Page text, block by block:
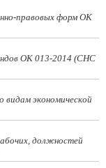
правовых форм ОК
ОК 013-2014 (СНС
видам экономической
должностей